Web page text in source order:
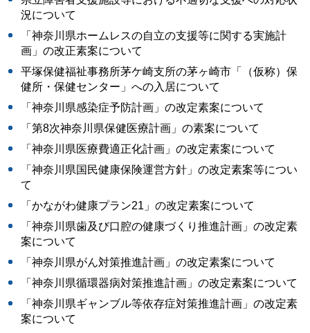
況について
「神奈川県ホームレスの自立の支援等に関する実施計
画」の改正素案について
平塚保健福祉事務所茅ケ崎支所の茅ヶ崎市「（仮称）保
健所・保健センター」への入居について
「神奈川県感染症予防計画」の改定素案について
「第8次神奈川県保健医療計画」の素案について
「神奈川県医療費適正化計画」の改定素案について
「神奈川県国民健康保険運営方針」の改定素案等につい
て
「かながわ健康プラン21」の改定素案について
「神奈川県歯及び口腔の健康づくり推進計画」の改定素
案について
「神奈川県がん対策推進計画」の改定素案について
「神奈川県循環器病対策推進計画」の改定素案について
「神奈川県ギャンブル等依存症対策推進計画」の改定素
案について